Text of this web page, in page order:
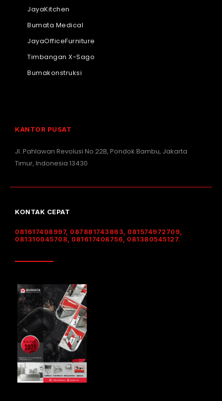
JayaKitchen
Bumata Medical
JayaOfficeFurniture
Timbangan X-Sago
Bumakonstruksi
KANTOR PUSAT
Jl. Pahlawan Revolusi No.22B, Pondok Bambu, Jakarta
Timur, Indonesia 13430
KONTAK CEPAT
081617408997, 087881743863, 081574972709,
081310045708, 081617408756, 081380545127.